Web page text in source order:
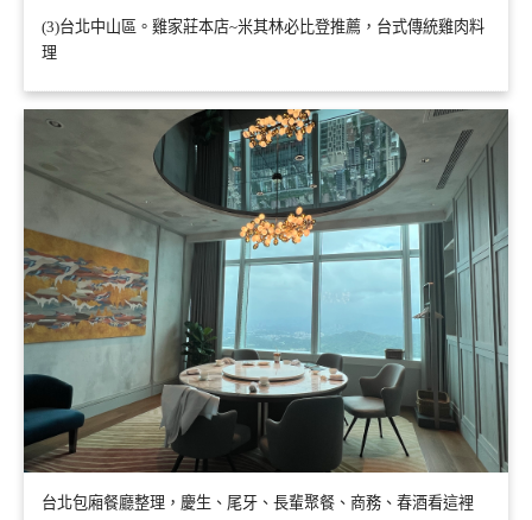
(3)台北中山區。雞家莊本店~米其林必比登推薦，台式傳統雞肉料
理
台北包廂餐廳整理，慶生、尾牙、長輩聚餐、商務、春酒看這裡